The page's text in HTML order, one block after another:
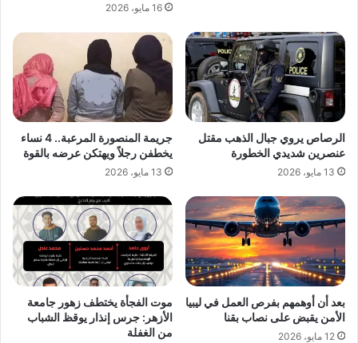
16 مايو، 2026
الرصاص يروي جبال الذهب مقتل
عنصرين شديدي الخطورة
13 مايو، 2026
جريمة المنصورة المرعبة.. 4 نساء
يخطفن رجلاً ويهتكن عرضه بالقوة
13 مايو، 2026
بعد أن أوهمهم بفرص العمل في ليبيا
الأمن يقبض على نصاب بقنا
12 مايو، 2026
موت الفجأة يختطف زهور جامعة
الأزهر: جرس إنذار يوقظ الشباب
من الغفلة